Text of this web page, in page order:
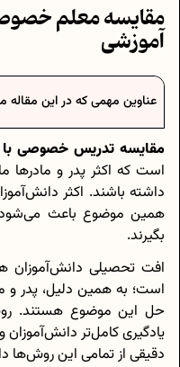
مقایسه معلم
آموزشی
عناوین مهمی که در این مقاله
مقایسه تدریس خصوصی با
است که اکثر پدر و مادر‌ها
داشته باشند. اکثر
همین موضوع باعث می‌شود
بگیرند.
افت تحصیلی دانش‌آموزان
است؛ به همین دلیل، پدر و
حل این موضوع هستند.
یادگیری کامل‌تر
دقیقی از تمامی این روش‌ها